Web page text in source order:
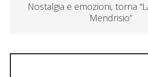
Nostalgia e emozioni, torna
Mendrisio”